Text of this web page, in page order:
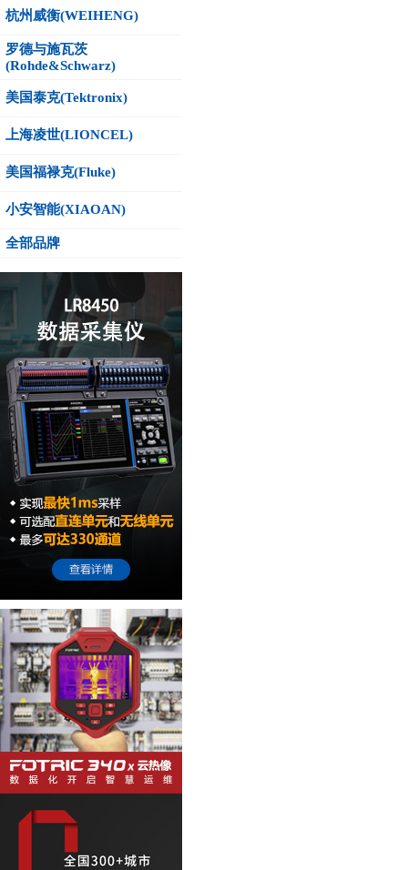
杭州威衡(WEIHENG)
罗德与施瓦茨
(Rohde&Schwarz)
美国泰克(Tektronix)
上海凌世(LIONCEL)
美国福禄克(Fluke)
小安智能(XIAOAN)
全部品牌